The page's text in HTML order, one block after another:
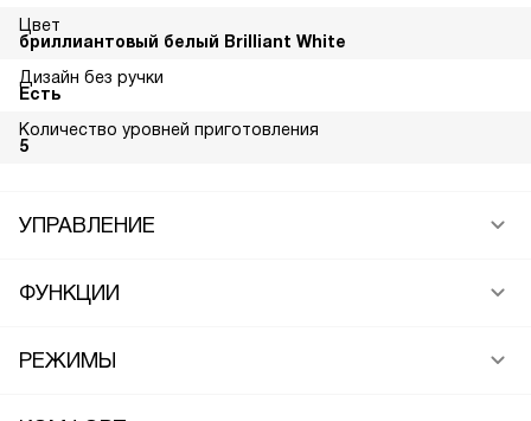
Цвет
бриллиантовый белый Brilliant White
Дизайн без ручки
Есть
Количество уровней приготовления
5
УПРАВЛЕНИЕ
ФУНКЦИИ
РЕЖИМЫ